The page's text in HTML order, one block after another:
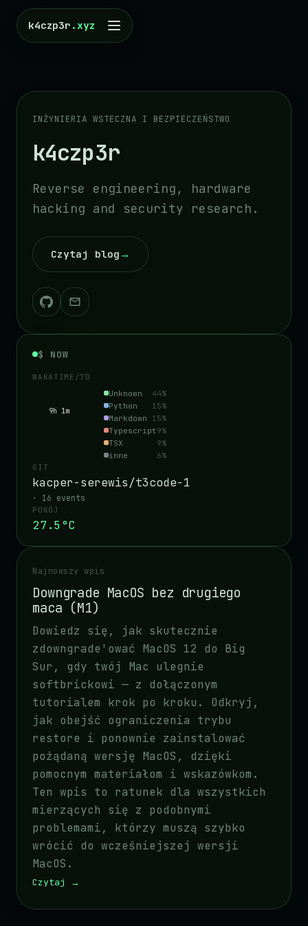
k4czp3r .xyz
INŻYNIERIA WSTECZNA I BEZPIECZEŃSTWO
k4czp3r
Reverse engineering, hardware
hacking and security research.
Czytaj blog →
$ NOW
WAKATIME/7D
9h 1m
Unknown 44%
Python
15%
Markdown
15%
Typescript9%
TSX
9%
inne
6%
GIT
kacper-serewis/t3code-1
· 16 events
POKÓJ
27.5°C
Najnowszy wpis
Downgrade MacOS bez drugiego
maca (M1)
Dowiedz się, jak skutecznie
zdowngrade'ować MacOS 12 do Big
Sur, gdy twój Mac ulegnie
softbrickowi — z dołączonym
tutorialem krok po kroku. Odkryj,
jak obejść ograniczenia trybu
restore i ponownie zainstalować
pożądaną wersję MacOS, dzięki
pomocnym materiałom i wskazówkom.
Ten wpis to ratunek dla wszystkich
mierzących się z podobnymi
problemami, którzy muszą szybko
wrócić do wcześniejszej wersji
MacOS.
Czytaj →